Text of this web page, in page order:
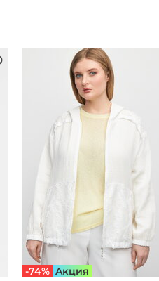
-74% Aкция